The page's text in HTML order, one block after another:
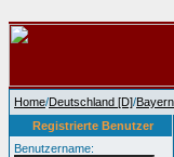
Home/Deutschland [D]/
Registrierte Benutzer
Benutzername: